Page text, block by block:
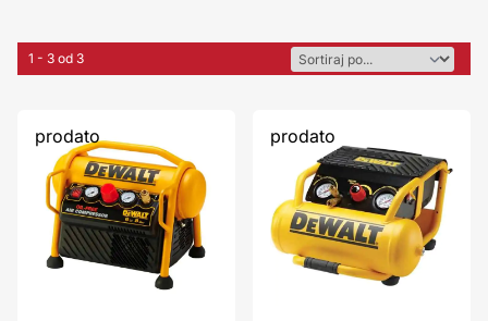
1 - 3 od 3
prodato prodato